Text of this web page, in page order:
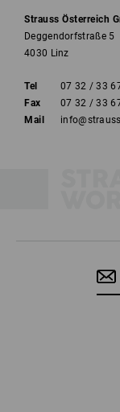
Strauss Österreich
Deggendorfstraße 5
4030 Linz
Tel
07 32 / 33
Fax
07 32 / 33
Mail